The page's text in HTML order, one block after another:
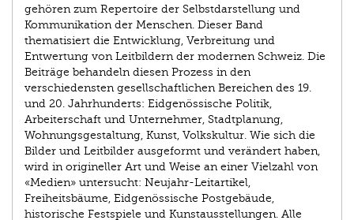
gehören zum Repertoire der Selbstdarstellung und
Kommunikation der Menschen. Dieser Band
thematisiert die Entwicklung, Verbreitung und
Entwertung von Leitbildern der modernen Schweiz. Die
Beiträge behandeln diesen Prozess in den
verschiedensten gesellschaftlichen Bereichen des 19.
und 20. Jahrhunderts: Eidgenössische Politik,
Arbeiterschaft und Unternehmer, Stadtplanung,
Wohnungsgestaltung, Kunst, Volkskultur. Wie sich die
Bilder und Leitbilder ausgeformt und verändert haben,
wird in origineller Art und Weise an einer Vielzahl von
«Medien» untersucht: Neujahr-Leitartikel,
Freiheitsbäume, Eidgenössische Postgebäude,
historische Festspiele und Kunstausstellungen. Alle